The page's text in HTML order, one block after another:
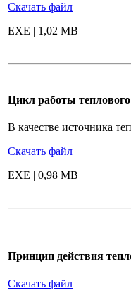
Скачать файл
EXE | 1,02 MB
Цикл работы
В качестве источника
Скачать файл
EXE | 0,98 MB
Принцип действия
Скачать файл